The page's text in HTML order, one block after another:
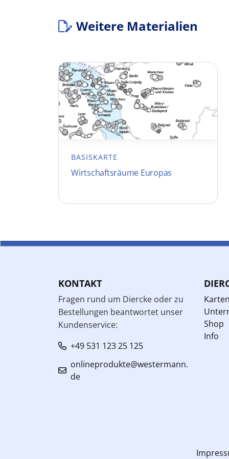
Weitere Materialien
BASISKARTE
Wirtschaftsräume Europas
KONTAKT
Fragen rund um Diercke oder zu
Bestellungen beantwortet unser
Kundenservice:
+49 531 123 25 125
onlineprodukte@westermann.
de
Karten
Shop
Info